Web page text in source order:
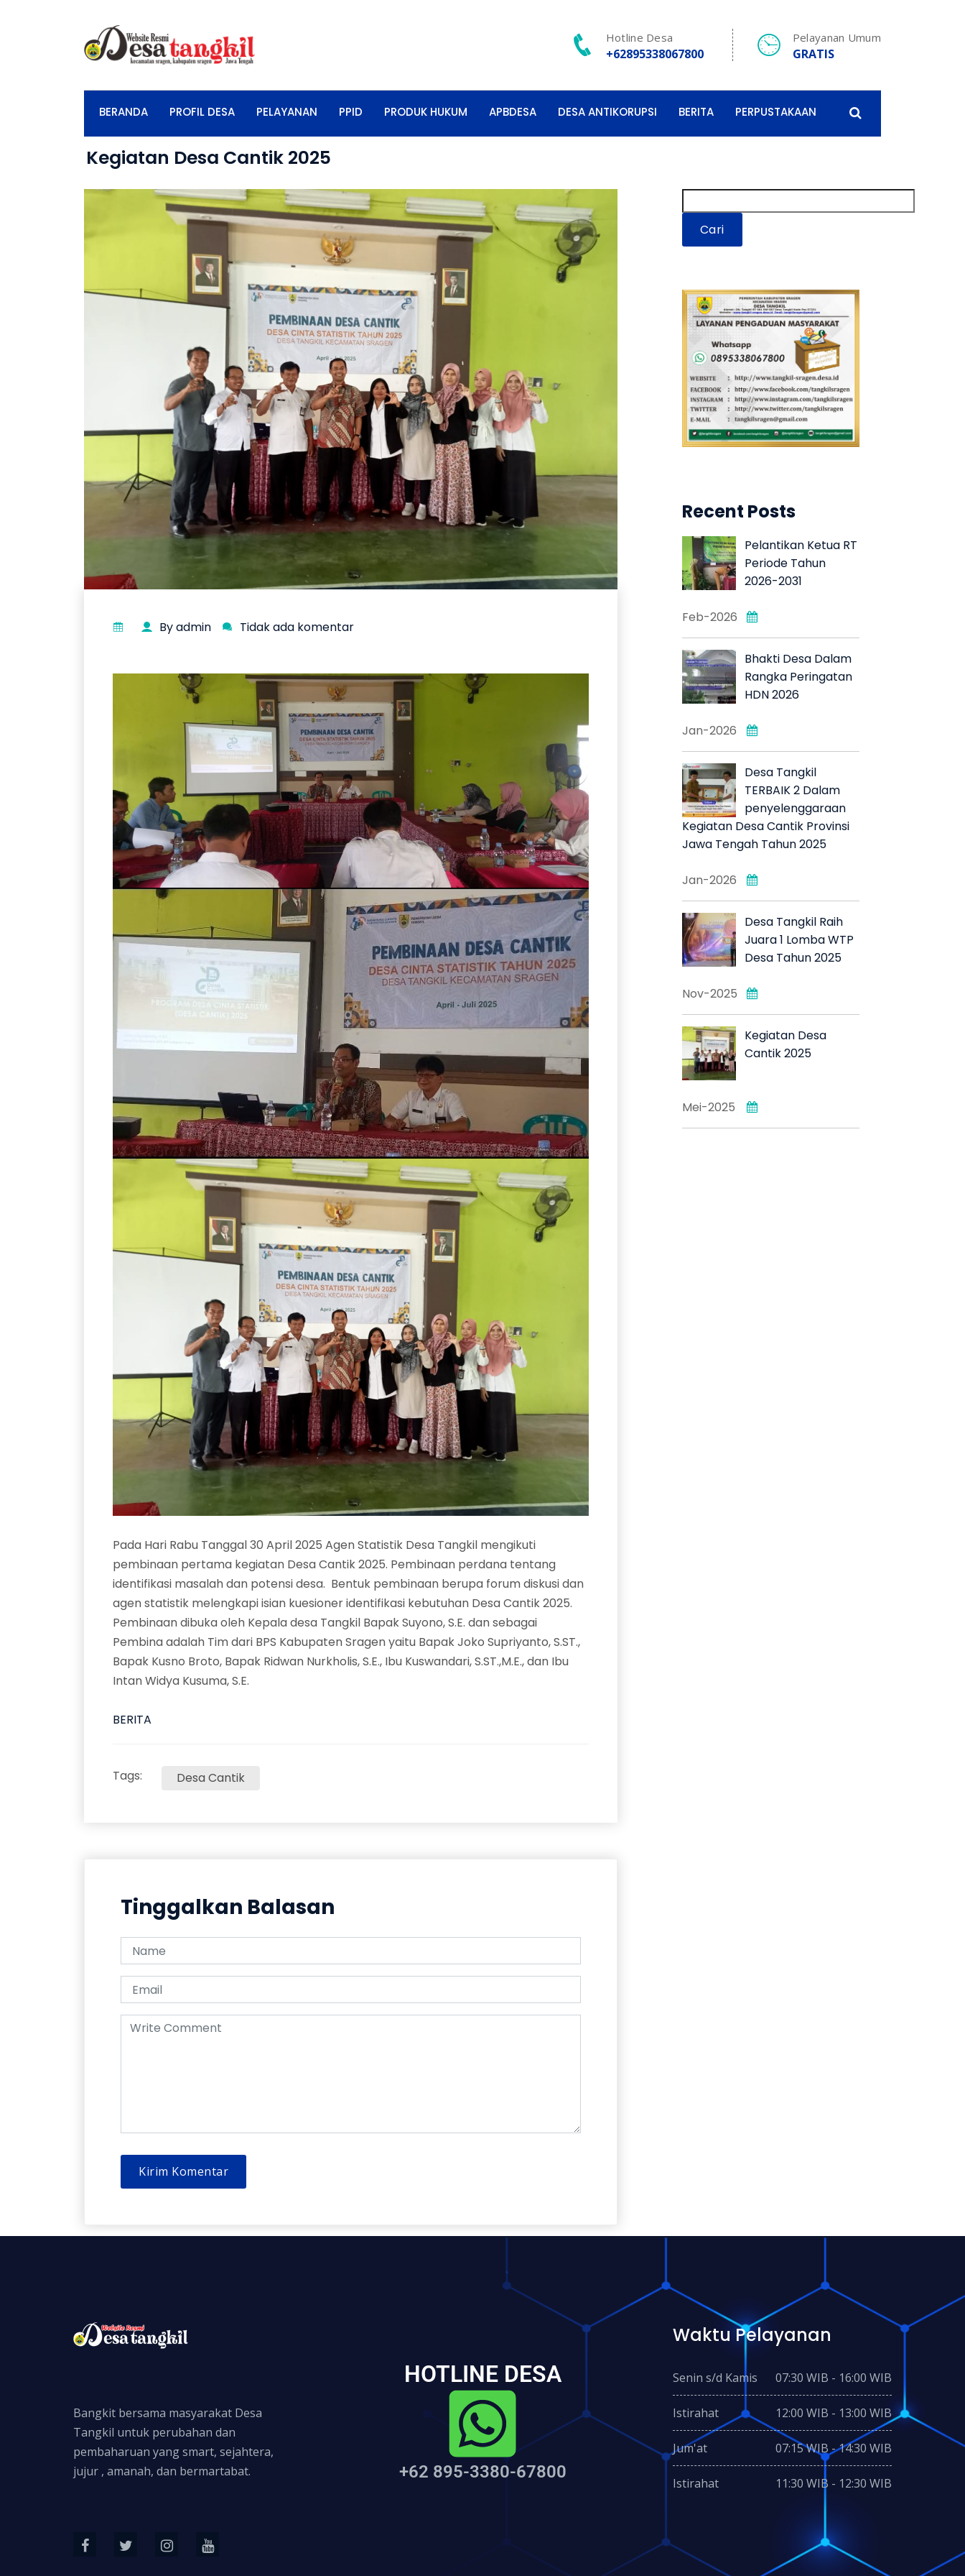
Hotline Desa
+62895338067800
Pelayanan Umum
GRATIS
BERANDA PROFIL DESA PELAYANAN PPID PRODUK HUKUM APBDESA DESA ANTIKORUPSI BERITA PERPUSTAKAAN
Kegiatan Desa Cantik 2025
By admin Tidak ada komentar
Pada Hari Rabu Tanggal 30 April 2025 Agen Statistik Desa Tangkil mengikuti
pembinaan pertama kegiatan Desa Cantik 2025. Pembinaan perdana tentang
identifikasi masalah dan potensi desa. Bentuk pembinaan berupa forum diskusi dan
agen statistik melengkapi isian kuesioner identifikasi kebutuhan Desa Cantik 2025.
Pembinaan dibuka oleh Kepala desa Tangkil Bapak Suyono, S.E. dan sebagai
Pembina adalah Tim dari BPS Kabupaten Sragen yaitu Bapak Joko Supriyanto, S.ST.,
Bapak Kusno Broto, Bapak Ridwan Nurkholis, S.E., Ibu Kuswandari, S.ST.,M.E., dan Ibu
Intan Widya Kusuma, S.E.
BERITA
Tags: Desa Cantik
Tinggalkan Balasan
Cari
Recent Posts
Pelantikan Ketua RT
Periode Tahun
2026-2031
Feb-2026
Bhakti Desa Dalam
Rangka Peringatan
HDN 2026
Jan-2026
Desa Tangkil
TERBAIK 2 Dalam
penyelenggaraan
Kegiatan Desa Cantik Provinsi
Jawa Tengah Tahun 2025
Jan-2026
Desa Tangkil Raih
Juara 1 Lomba WTP
Desa Tahun 2025
Nov-2025
Kegiatan Desa
Cantik 2025
Mei-2025
Bangkit bersama masyarakat Desa
Tangkil untuk perubahan dan
pembaharuan yang smart, sejahtera,
jujur , amanah, dan bermartabat.
HOTLINE DESA
+62 895-3380-67800
Waktu Pelayanan
Senin s/d Kamis 07:30 WIB - 16:00 WIB
Istirahat 12:00 WIB - 13:00 WIB
Jum'at 07:15 WIB - 14:30 WIB
Istirahat 11:30 WIB - 12:30 WIB